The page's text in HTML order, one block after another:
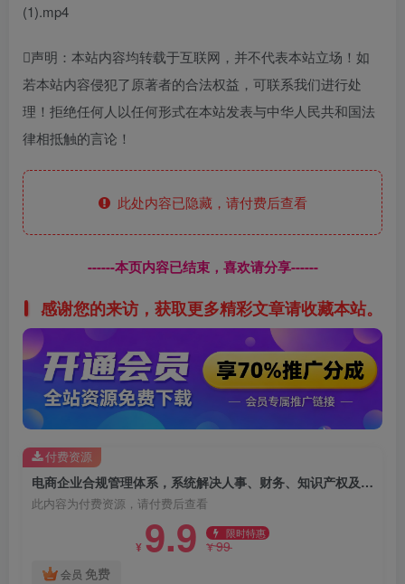
(1).mp4
声明：本站内容均转载于互联网，并不代表本站立场！如
若本站内容侵犯了原著者的合法权益，可联系我们进行处
理！拒绝任何人以任何形式在本站发表与中华人民共和国法
律相抵触的言论！
此处内容已隐藏，请付费后查看
------本页内容已结束，喜欢请分享------
感谢您的来访，获取更多精彩文章请收藏本站。
电商企业合规管理体系，系统解决人事、财务、知识产权及平台运营四大核心风险
此内容为付费资源，请付费后查看
¥ 9.9 限时特惠
¥99
会员 免费
付费资源